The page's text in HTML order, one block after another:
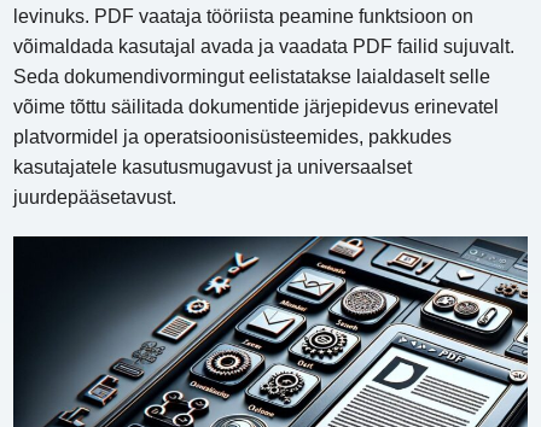
levinuks. PDF vaataja tööriista peamine funktsioon on
võimaldada kasutajal avada ja vaadata PDF failid sujuvalt.
Seda dokumendivormingut eelistatakse laialdaselt selle
võime tõttu säilitada dokumentide järjepidevus erinevatel
platvormidel ja operatsioonisüsteemides, pakkudes
kasutajatele kasutusmugavust ja universaalset
juurdepääsetavust.